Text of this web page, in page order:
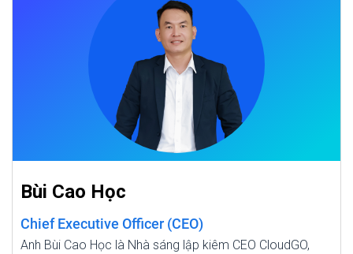
Bùi Cao Học
Chief Executive Officer (CEO)
Anh Bùi Cao Học là Nhà sáng lập kiêm CEO CloudGO,